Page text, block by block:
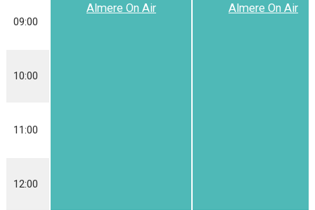
09:00
Almere On Air Almere On Air
10:00
11:00
12:00